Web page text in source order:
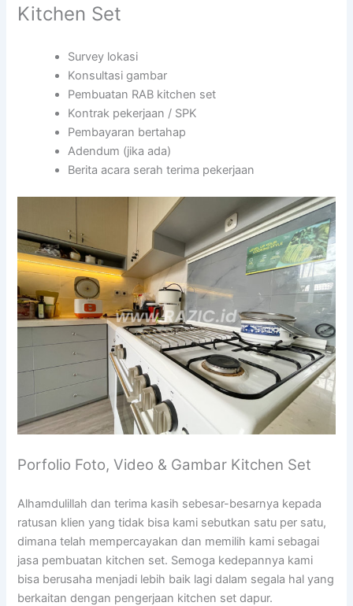
Kitchen Set
Survey lokasi
Konsultasi gambar
Pembuatan RAB kitchen set
Kontrak pekerjaan / SPK
Pembayaran bertahap
Adendum (jika ada)
Berita acara serah terima pekerjaan
Porfolio Foto, Video & Gambar Kitchen Set
Alhamdulillah dan terima kasih sebesar-besarnya kepada
ratusan klien yang tidak bisa kami sebutkan satu per satu,
dimana telah mempercayakan dan memilih kami sebagai
jasa pembuatan kitchen set. Semoga kedepannya kami
bisa berusaha menjadi lebih baik lagi dalam segala hal yang
berkaitan dengan pengerjaan kitchen set dapur.